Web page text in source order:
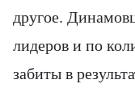
другое.
лидеров и по
забиты в